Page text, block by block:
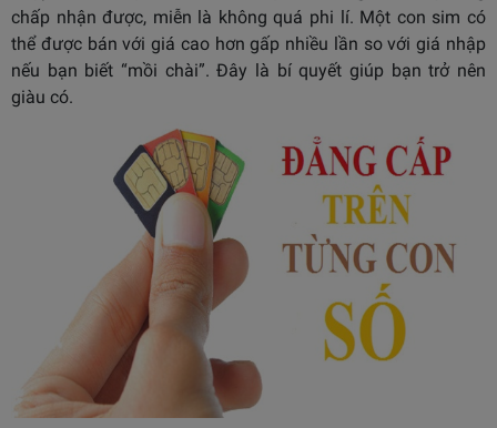
chấp nhận được, miễn là không quá phi lí. Một con sim có
thể được bán với giá cao hơn gấp nhiều lần so với giá nhập
nếu bạn biết “mồi chài”. Đây là bí quyết giúp bạn trở nên
giàu có.